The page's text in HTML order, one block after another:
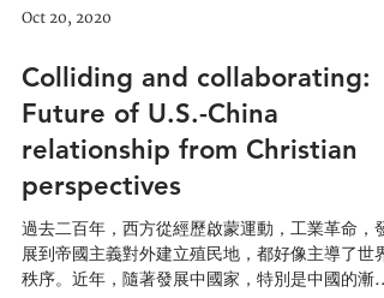
Oct 20, 2020
Colliding and collaborating:
Future of U.S.-China
relationship from Christian
perspectives